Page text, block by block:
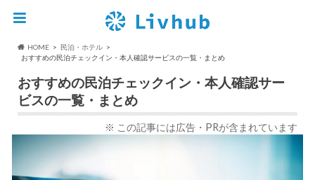
HOME
民泊・ホテル
おすすめの民泊チェックイン・本人確認サービスの一覧・まとめ
おすすめの民泊チェックイン・本人確認サー
ビスの一覧・まとめ
※ この記事には広告・PRが含まれています